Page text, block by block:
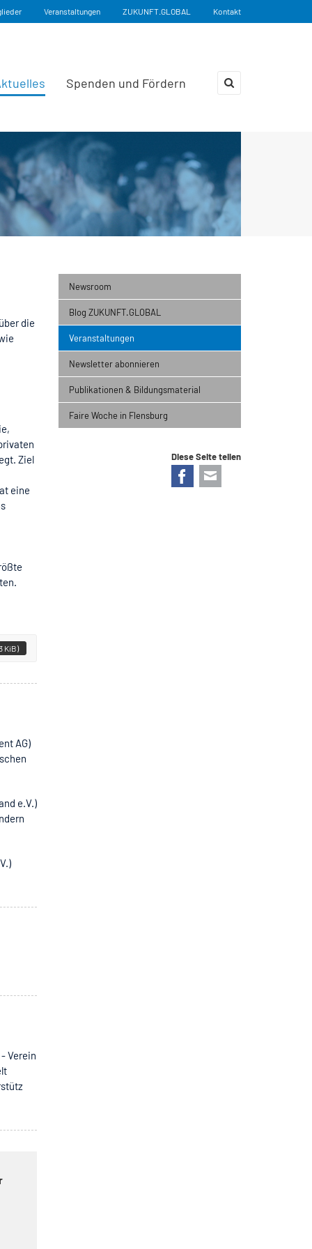
Veranstaltungen ZUKUNFT.GLOBAL Kontakt
Spenden und Fördern
die
Ziel
eine
KiB)
AG)
e.V.)
Verein
Newsroom
Blog ZUKUNFT.GLOBAL
Veranstaltungen
Newsletter abonnieren
Publikationen & Bildungsmaterial
Faire Woche in Flensburg
Diese Seite teilen
Facebook